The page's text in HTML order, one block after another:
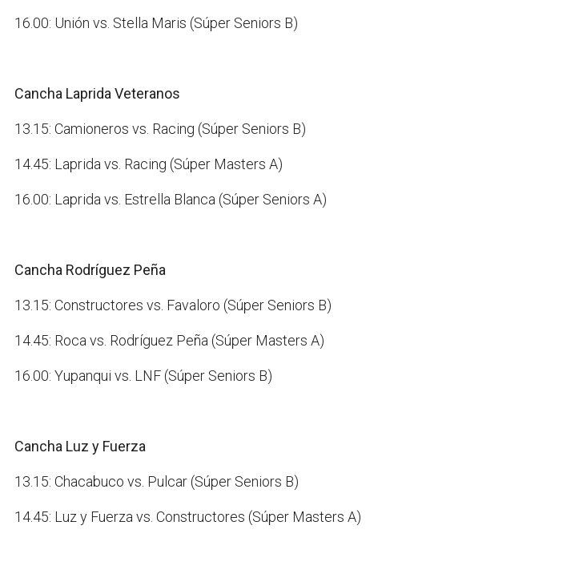
16.00: Unión vs. Stella Maris (Súper Seniors B)
Cancha Laprida Veteranos
13.15: Camioneros vs. Racing (Súper Seniors B)
14.45: Laprida vs. Racing (Súper Masters A)
16.00: Laprida vs. Estrella Blanca (Súper Seniors A)
Cancha Rodríguez Peña
13.15: Constructores vs. Favaloro (Súper Seniors B)
14.45: Roca vs. Rodríguez Peña (Súper Masters A)
16.00: Yupanqui vs. LNF (Súper Seniors B)
Cancha Luz y Fuerza
13.15: Chacabuco vs. Pulcar (Súper Seniors B)
14.45: Luz y Fuerza vs. Constructores (Súper Masters A)